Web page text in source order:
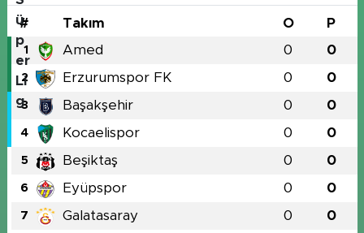
# Takım O P
1 Amed 0 0
2 Erzurumspor FK 0 0
3 Başakşehir 0 0
4 Kocaelispor 0 0
5 Beşiktaş 0 0
6 Eyüpspor 0 0
7 Galatasaray 0 0